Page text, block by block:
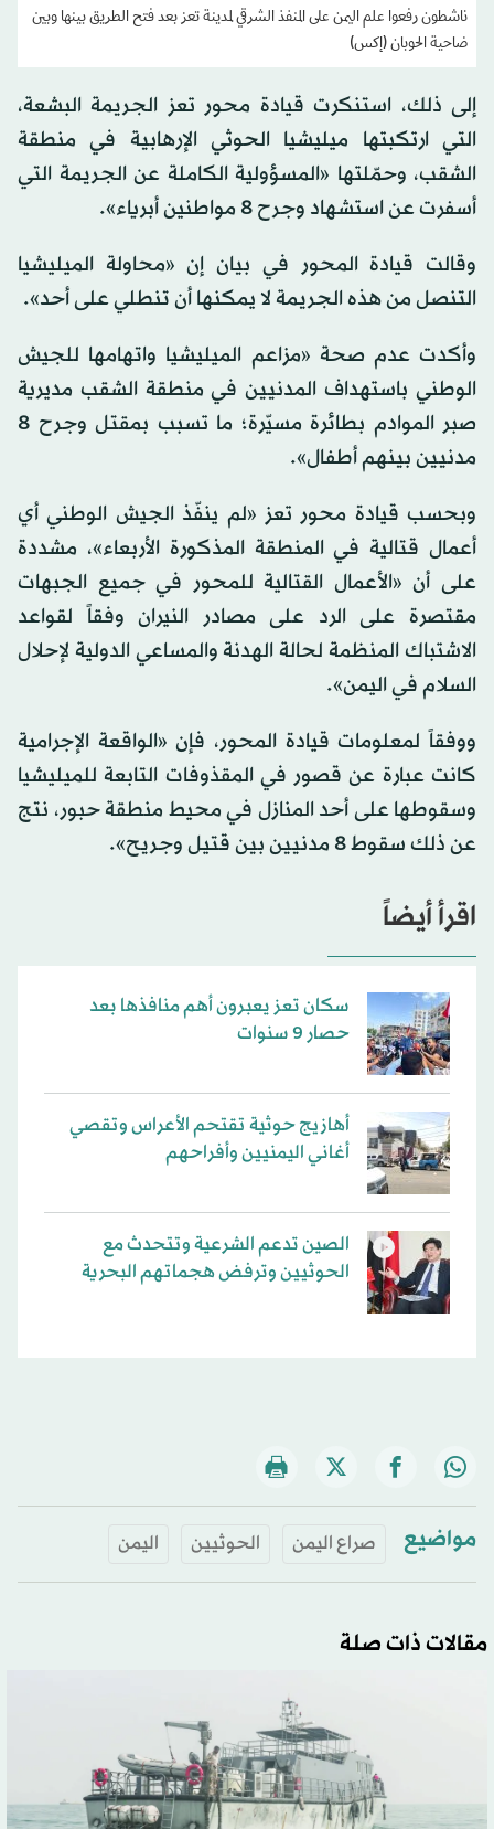
ناشطون رفعوا علم اليمن على المنفذ الشرقي لمدينة تعز بعد فتح الطريق بينها وبين
ضاحية الحوبان (إكس)
إلى ذلك، استنكرت قيادة محور تعز الجريمة البشعة،
التي ارتكبتها ميليشيا الحوثي الإرهابية في منطقة
الشقب، وحمّلتها «المسؤولية الكاملة عن الجريمة التي
أسفرت عن استشهاد وجرح 8 مواطنين أبرياء».
وقالت قيادة المحور في بيان إن «محاولة الميليشيا
التنصل من هذه الجريمة لا يمكنها أن تنطلي على أحد».
وأكدت عدم صحة «مزاعم الميليشيا واتهامها للجيش
الوطني باستهداف المدنيين في منطقة الشقب مديرية
صبر الموادم بطائرة مسيّرة؛ ما تسبب بمقتل وجرح 8
مدنيين بينهم أطفال».
وبحسب قيادة محور تعز «لم ينفّذ الجيش الوطني أي
أعمال قتالية في المنطقة المذكورة الأربعاء»، مشددة
على أن «الأعمال القتالية للمحور في جميع الجبهات
مقتصرة على الرد على مصادر النيران وفقاً لقواعد
الاشتباك المنظمة لحالة الهدنة والمساعي الدولية لإحلال
السلام في اليمن».
ووفقاً لمعلومات قيادة المحور، فإن «الواقعة الإجرامية
كانت عبارة عن قصور في المقذوفات التابعة للميليشيا
وسقوطها على أحد المنازل في محيط منطقة حبور، نتج
عن ذلك سقوط 8 مدنيين بين قتيل وجريح».
اقرأ أيضاً
سكان تعز يعبرون أهم منافذها بعد
حصار 9 سنوات
أهازيج حوثية تقتحم الأعراس وتقصي
أغاني اليمنيين وأفراحهم
الصين تدعم الشرعية وتتحدث مع
الحوثيين وترفض هجماتهم البحرية
مواضيع صراع اليمن الحوثيين اليمن
مقالات ذات صلة